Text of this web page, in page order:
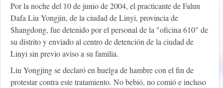
Por la noche del 10 de junio de 2004, el practicante de Falun
Dafa Liu Yongjin, de la ciudad de Linyi, provincia de
Shangdong, fue detenido por el personal de la "oficina 610" de
su distrito y enviado al centro de detención de la ciudad de
Linyi sin previo aviso a su familia.
Liu Yongjing se declaró en huelga de hambre con el fin de
protestar contra este tratamiento. No bebió, no comió e incluso